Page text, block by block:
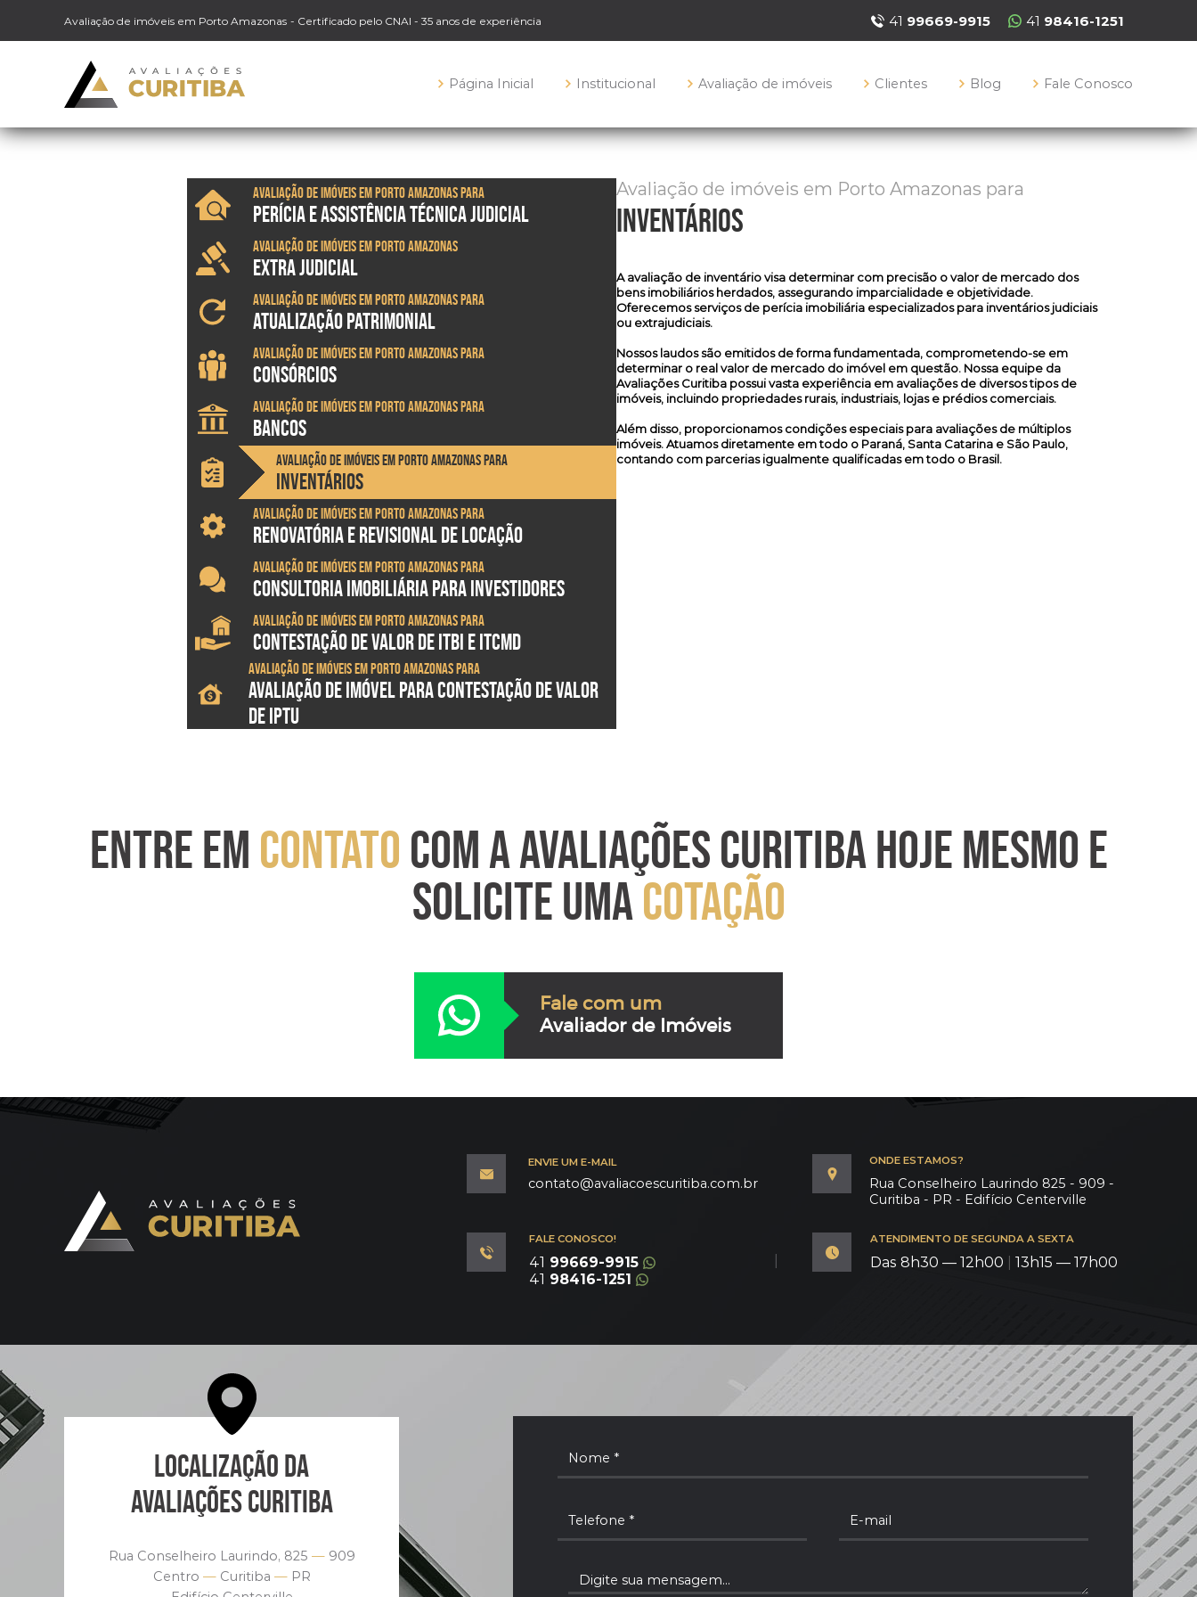
Avaliação de imóveis em Porto Amazonas - Certificado pelo CNAI - 35 anos de experiência 41 99669-9915 41 98416-1251
Página Inicial Institucional Avaliação de imóveis Clientes Blog Fale Conosco
Avaliação de imóveis em Porto Amazonas para
PERÍCIA E ASSISTÊNCIA TÉCNICA JUDICIAL
Avaliação de imóveis em Porto Amazonas
EXTRA JUDICIAL
Avaliação de imóveis em Porto Amazonas para
ATUALIZAÇÃO PATRIMONIAL
Avaliação de imóveis em Porto Amazonas para
CONSÓRCIOS
Avaliação de imóveis em Porto Amazonas para
BANCOS
Avaliação de imóveis em Porto Amazonas para
INVENTÁRIOS
Avaliação de imóveis em Porto Amazonas para
RENOVATÓRIA E REVISIONAL DE LOCAÇÃO
Avaliação de imóveis em Porto Amazonas para
CONSULTORIA IMOBILIÁRIA PARA INVESTIDORES
Avaliação de imóveis em Porto Amazonas para
CONTESTAÇÃO DE VALOR DE ITBI E ITCMD
Avaliação de imóveis em Porto Amazonas para
AVALIAÇÃO DE IMÓVEL PARA CONTESTAÇÃO DE VALOR
DE IPTU
Avaliação de imóveis em Porto Amazonas para
inventários
A avaliação de inventáriovisa determinar com precisão o valor de mercado dos
bens imobiliários herdados, assegurando imparcialidade e objetividade.
Oferecemos serviços de perícia imobiliária especializados para inventários judiciais
ou extrajudiciais.
Nossos laudos são emitidos de forma fundamentada, comprometendo-se em
determinar o real valor de mercado do imóvel em questão. Nossa equipe da
Avaliações Curitiba possui vasta experiência em avaliações de diversos tipos de
imóveis, incluindo propriedades rurais, industriais, lojas e prédios comerciais.
Além disso, proporcionamos condições especiais para avaliações de múltiplos
imóveis. Atuamos diretamente em todo o Paraná, Santa Catarina e São Paulo,
contando com parcerias igualmente qualificadas em todo o Brasil.
ENTRE EM CONTATO COM A AVALIAÇÕES CURITIBA HOJE MESMO E
SOLICITE UMACOTAÇÃO
Fale com um
Avaliador de Imóveis
ENVIE UM E-MAIL
contato@avaliacoescuritiba.com.br
ONDE ESTAMOS?
Rua Conselheiro Laurindo 825 - 909 -
Curitiba - PR - Edifício Centerville
FALE CONOSCO!
41 99669-9915
41 98416-1251
ATENDIMENTO DE SEGUNDA A SEXTA
Das 8h30 — 12h00 13h15 — 17h00
LOCALIZAÇÃO DA
AVALIAÇÕES CURITIBA
Rua Conselheiro Laurindo, 825 —909
Centro —Curitiba —PR